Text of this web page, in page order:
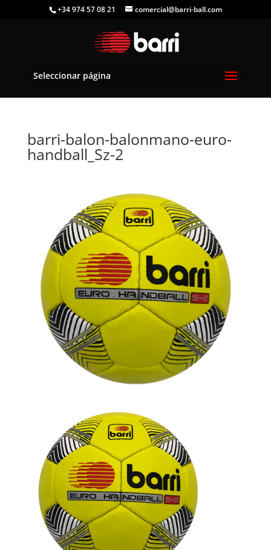
+34 974 57 08 21 comercial@barri-ball.com
Seleccionar página
barri-balon-balonmano-euro-
handball_Sz-2